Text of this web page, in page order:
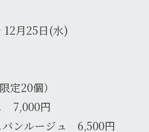
12月25日(水)
20個）
7,000円
ンルージュ 6,500円